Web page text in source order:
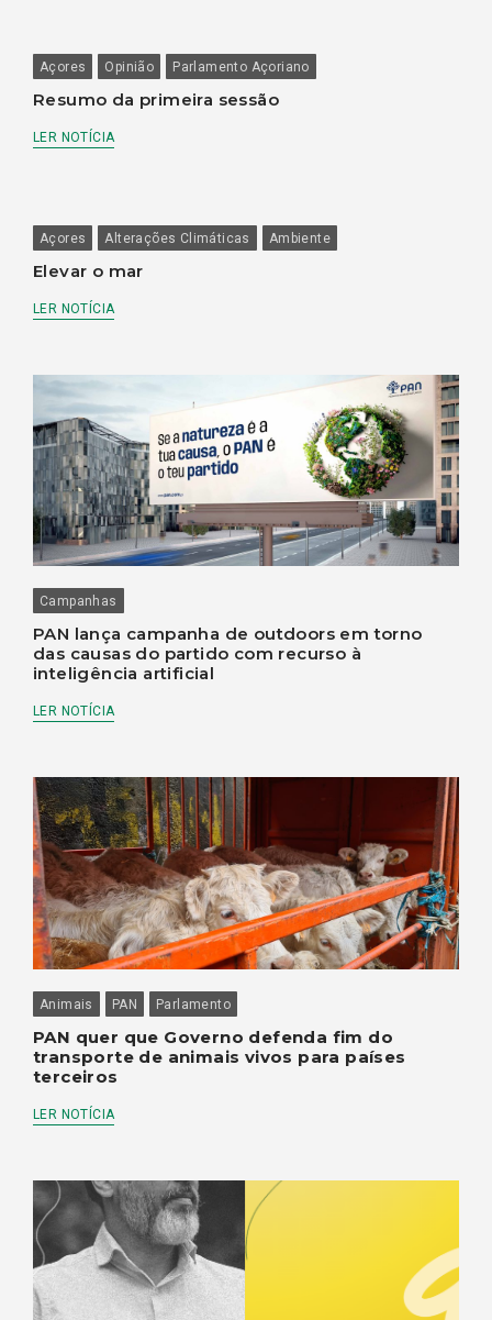
Açores Opinião Parlamento Açoriano
Resumo da primeira sessão
LER NOTÍCIA
Açores Alterações Climáticas Ambiente
Elevar o mar
LER NOTÍCIA
Campanhas
PAN lança campanha de outdoors em torno
das causas do partido com recurso à
inteligência artificial
LER NOTÍCIA
Animais PAN Parlamento
PAN quer que Governo defenda fim do
transporte de animais vivos para países
terceiros
LER NOTÍCIA